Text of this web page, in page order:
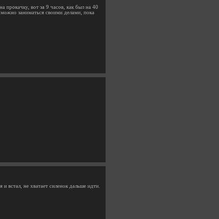
прокачку, вот за 9 часов, как был на 40
заниматься своими делами, пока
встал, не хватает силенок дальше идти.